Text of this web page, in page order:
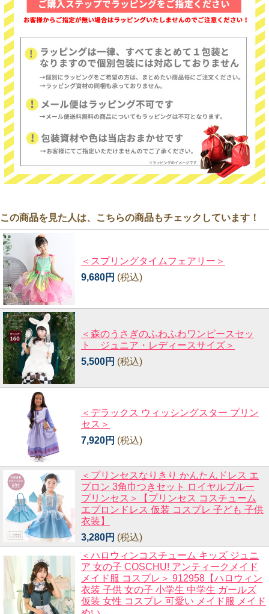
この商品を見た人は、こちらの商品もチェックしています！
＜スプリングタイムフェアリー＞
9,680円 (税込)
＜森のうさぎのふわふわワンピースセッ
ト ジュニア・レディースサイズ＞
5,500円 (税込)
＜デラックス ウィッシングスター プリン
セス＞
7,920円 (税込)
＜プリンセスなりきり かんたんドレス エ
プロン 3角巾つきセット ロイヤルブルー
プリンセス＞【プリンセス コスチューム
エプロンドレス 仮装 コスプレ 子ども 子供
衣装】
3,280円 (税込)
＜ハロウィンコスチューム キッズ ジュニ
ア 女の子 COSCHU! アンティークメイド
メイド服 コスプレ＞ 912958【ハロウィン
衣装 子供 女の子 小学生 中学生 ガールズ
仮装 女性 コスプレ 可愛い メイド服 メイド